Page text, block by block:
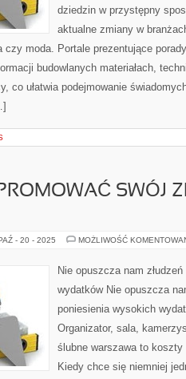
dziedzin w przystępny
aktualne zmiany w
czy moda. Portale prezentujące
budowlanych materiałach,
co ułatwia podejmowanie
SWÓJ
- 20 - 2025 MOŻLIWOŚĆ
Nie opuszcza nam
wydatków Nie opuszcza
poniesienia wysokich
Organizator, sala,
ślubne warszawa to
Kiedy chce się niemniej